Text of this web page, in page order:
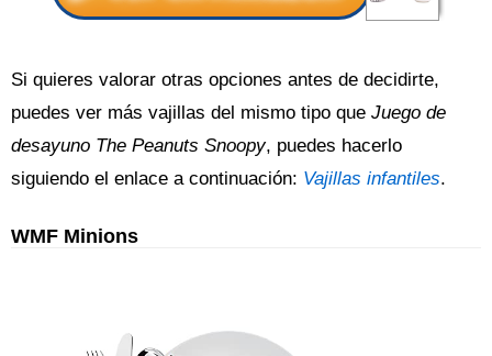
Si quieres valorar otras opciones antes de decidirte,
puedes ver más vajillas del mismo tipo que Juego de
desayuno The Peanuts Snoopy, puedes hacerlo
siguiendo el enlace a continuación: Vajillas infantiles.
WMF Minions